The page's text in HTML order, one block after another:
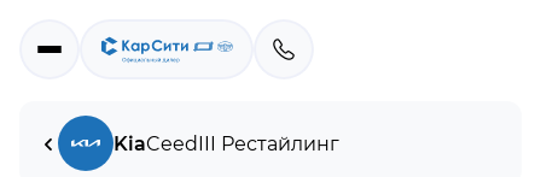
KiaCeedIII Рестайлинг